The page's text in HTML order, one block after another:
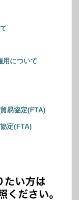
用について
易協定(FTA)
定(FTA)